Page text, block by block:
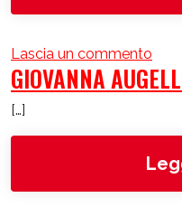
Lascia un commento
GIOVANNA
[…]